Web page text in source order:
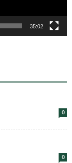
35:02
0
0